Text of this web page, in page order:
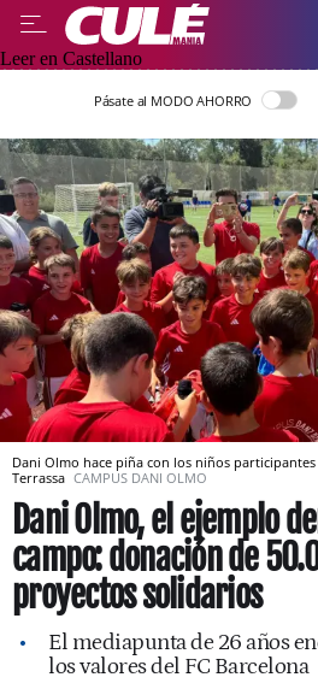
Leer en Castellano
Pásate al MODO AHORRO
Dani Olmo hace piña con los niños
Terrassa CAMPUS DANI OLMO
Dani Olmo, el ejemplo
campo: donación de
proyectos solidarios
El mediapunta de 26 años
los valores del FC Barcelona